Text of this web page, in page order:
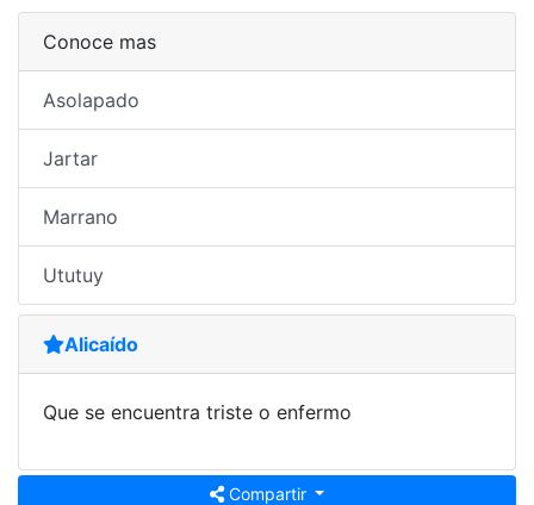
Conoce mas
Asolapado
Jartar
Marrano
Ututuy
Alicaído
Que se encuentra triste o enfermo
Compartir